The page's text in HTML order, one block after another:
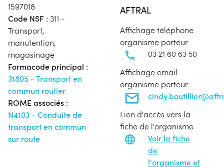
1597018
Code NSF : 311 -
Transport,
manutention,
magasinage
Formacode principal :
31805 - Transport en
commun routier
ROME associés :
N4103 - Conduite de
transport en commun
sur route
AFTRAL
Affichage téléphone
organisme porteur
03 21 60 63 50
Affichage email
organisme porteur
Lien d'accès vers la
fiche de l'organisme
Voir la fiche
de
l'organisme et